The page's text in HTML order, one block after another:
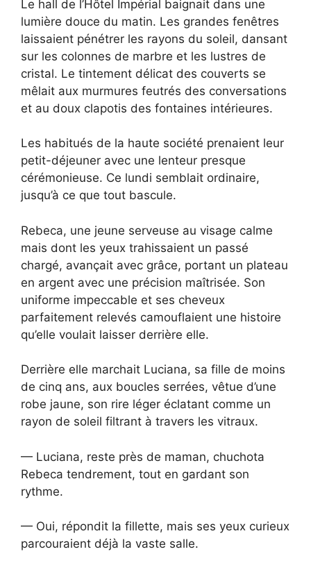
Le hall de l’Hôtel Impérial baignait dans une
lumière douce du matin. Les grandes fenêtres
laissaient pénétrer les rayons du soleil, dansant
sur les colonnes de marbre et les lustres de
cristal. Le tintement délicat des couverts se
mêlait aux murmures feutrés des conversations
et au doux clapotis des fontaines intérieures.
Les habitués de la haute société prenaient leur
petit-déjeuner avec une lenteur presque
cérémonieuse. Ce lundi semblait ordinaire,
jusqu’à ce que tout bascule.
Rebeca, une jeune serveuse au visage calme
mais dont les yeux trahissaient un passé
chargé, avançait avec grâce, portant un plateau
en argent avec une précision maîtrisée. Son
uniforme impeccable et ses cheveux
parfaitement relevés camouflaient une histoire
qu’elle voulait laisser derrière elle.
Derrière elle marchait Luciana, sa fille de moins
de cinq ans, aux boucles serrées, vêtue d’une
robe jaune, son rire léger éclatant comme un
rayon de soleil filtrant à travers les vitraux.
— Luciana, reste près de maman, chuchota
Rebeca tendrement, tout en gardant son
rythme.
— Oui, répondit la fillette, mais ses yeux curieux
parcouraient déjà la vaste salle.